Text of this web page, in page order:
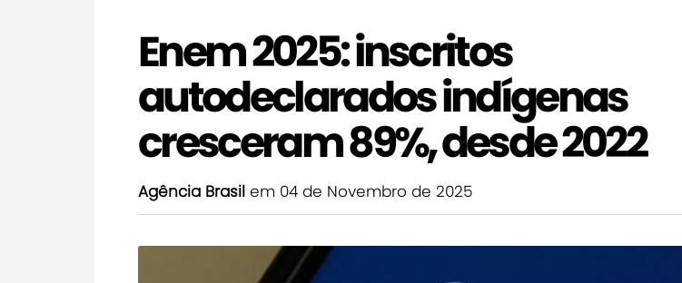
Enem 2025: inscritos
autodeclarados indígenas
cresceram 89%, desde 2022
Agência Brasil em 04 de Novembro de 2025